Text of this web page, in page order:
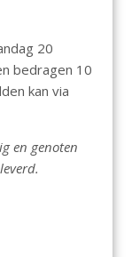
20
bedragen 10
kan via
en genoten